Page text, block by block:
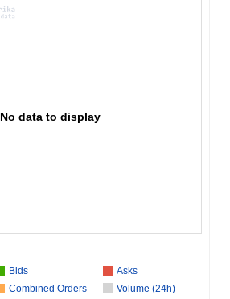
No data to display
Bids
Asks
Combined Orders
Volume (24h)